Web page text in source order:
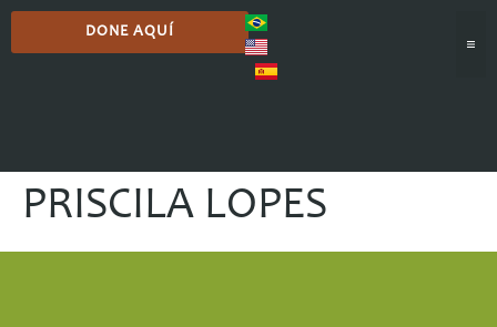
DONE AQUÍ
PRISCILA LOPES